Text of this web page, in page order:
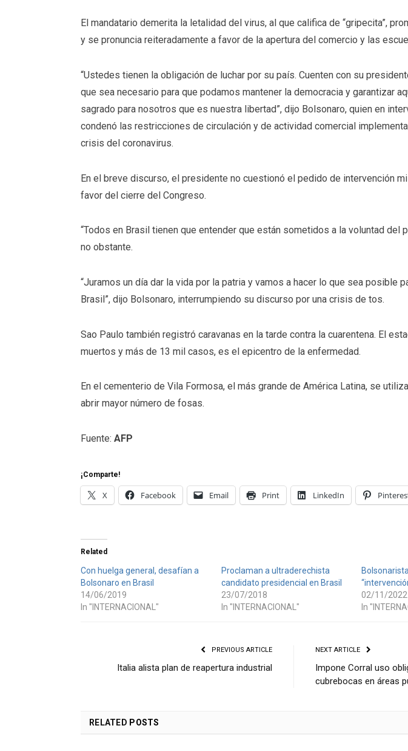
El mandatario demerita la letalidad del virus, al que califica de “gripecita”,
y se pronuncia reiteradamente a favor de la apertura del comercio y las
“Ustedes tienen la obligación de luchar por su país. Cuenten con su
que sea necesario para que podamos mantener la democracia y garantizar
sagrado para nosotros que es nuestra libertad”, dijo Bolsonaro, quien en
condenó las restricciones de circulación y de actividad comercial
crisis del coronavirus.
En el breve discurso, el presidente no cuestionó el pedido de intervención
favor del cierre del Congreso.
“Todos en Brasil tienen que entender que están sometidos a la voluntad del
no obstante.
“Juramos un día dar la vida por la patria y vamos a hacer lo que sea posible
Brasil”, dijo Bolsonaro, interrumpiendo su discurso por una crisis de tos.
Sao Paulo también registró caravanas en la tarde contra la cuarentena. El
muertos y más de 13 mil casos, es el epicentro de la enfermedad.
En el cementerio de Vila Formosa, el más grande de América Latina, se
abrir mayor número de fosas.
Fuente: AFP
¡Comparte!
X Facebook Email Print LinkedIn
Related
Con huelga general, desafían a
Bolsonaro en Brasil
14/06/2019
In "INTERNACIONAL"
Proclaman a ultraderechista
candidato presidencial en Brasil
23/07/2018
In "INTERNACIONAL"
02/11/2022
In
PREVIOUS ARTICLE
Italia alista plan de reapertura industrial
NEXT ARTICLE
Impone Corral uso
cubrebocas en áreas
RELATED POSTS